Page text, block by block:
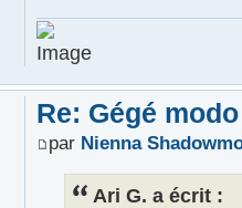
Re: Gégé
par Nienna
Ari G. a écrit :